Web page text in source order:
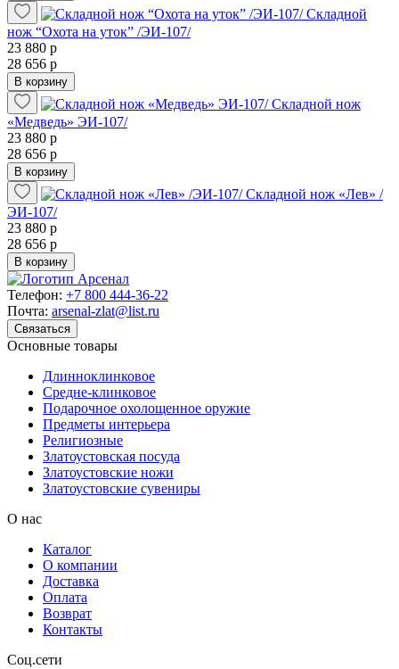
Складной
нож “Охота на уток” /ЭИ-107/
23 880 р
28 656 р
В корзину
Складной нож
«Медведь» ЭИ-107/
23 880 р
28 656 р
В корзину
Складной нож «Лев» /
ЭИ-107/
23 880 р
28 656 р
В корзину
Телефон: +7 800 444-36-22
Почта: arsenal-zlat@list.ru
Связаться
Основные товары
Длинноклинковое
Средне-клинковое
Подарочное охолощенное оружие
Предметы интерьера
Религиозные
Златоустовская посуда
Златоустовские ножи
Златоустовские сувениры
О нас
Каталог
О компании
Доставка
Оплата
Возврат
Контакты
Соц.сети